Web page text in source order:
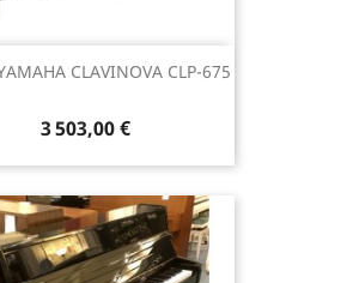
CLAVINOVA CLP-675
3 503,00 €